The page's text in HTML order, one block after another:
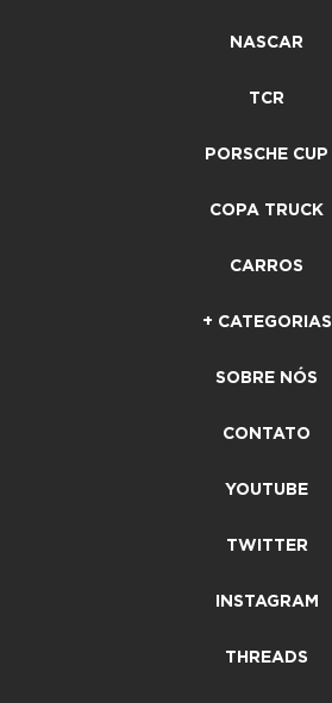
NASCAR
TCR
PORSCHE CUP
COPA TRUCK
CARROS
+ CATEGORIAS
SOBRE NÓS
CONTATO
YOUTUBE
TWITTER
INSTAGRAM
THREADS